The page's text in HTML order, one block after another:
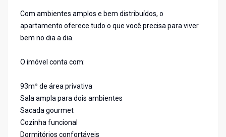
Com ambientes amplos e bem distribuídos, o
apartamento oferece tudo o que você precisa para viver
bem no dia a dia.
O imóvel conta com:
93m² de área privativa
Sala ampla para dois ambientes
Sacada gourmet
Cozinha funcional
Dormitórios confortáveis